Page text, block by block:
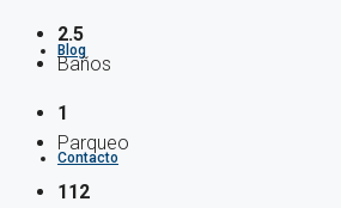
Blog
Contacto
2.5
Baños
1
Parqueo
112